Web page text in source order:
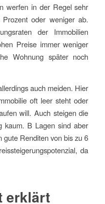
werfen in der Regel sehr
oder weniger ab.
der Immobilien
Preise immer weniger
Wohnung später noch
auch meiden. Hier
oft leer steht oder
will. Auch steigen die
kaum. B Lagen sind aber
gute Renditen von bis zu 6
da
erklärt